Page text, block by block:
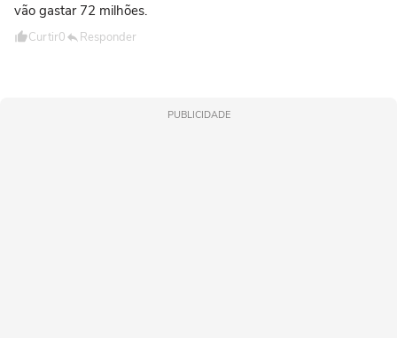
vão gastar 72 milhões.
Curtir0 Responder
PUBLICIDADE